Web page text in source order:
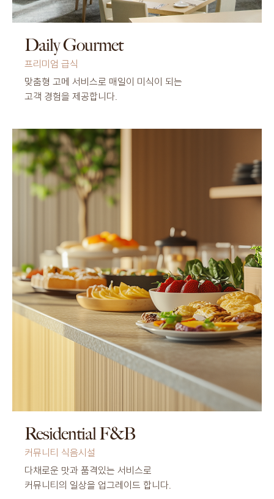
Daily Gourmet
프리미엄 급식
맞춤형 고메 서비스로 매일이 미식이 되는
고객 경험을 제공합니다.
Residential F&B
커뮤니티 식음시설
다채로운 맛과 품격있는 서비스로
커뮤니티의 일상을 업그레이드 합니다.